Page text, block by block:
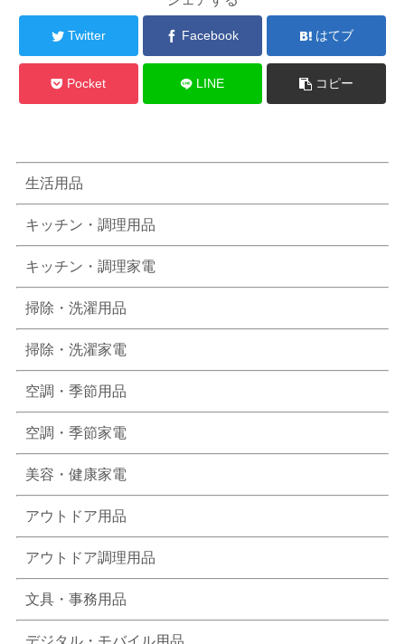
Twitter Facebook はてブ
Pocket LINE コピー
生活用品
キッチン・調理用品
キッチン・調理家電
掃除・洗濯用品
掃除・洗濯家電
空調・季節用品
空調・季節家電
美容・健康家電
アウトドア用品
アウトドア調理用品
文具・事務用品